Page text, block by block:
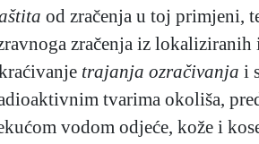
od zračenja u toj primjeni,
zračenja iz
trajanja ozračivanja i
tvarima okoliša,
vodom odjeće, kože i